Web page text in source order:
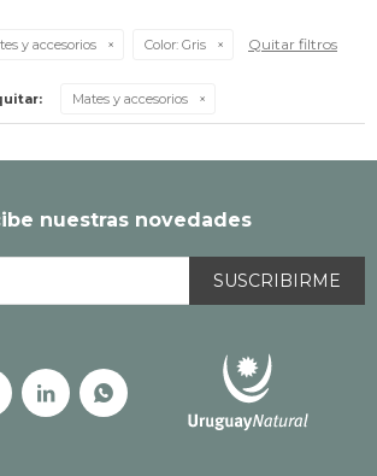
y accesorios Color: Gris Quitar filtros
Mates y accesorios
nuestras novedades
SUSCRIBIRME
 